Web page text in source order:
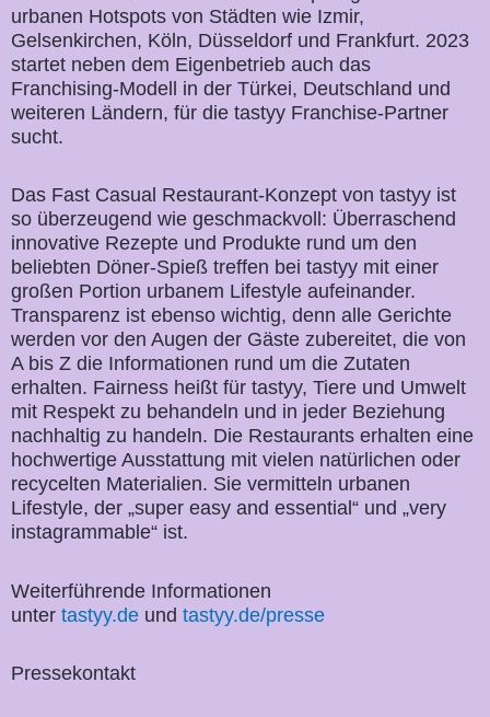
urbanen Hotspots von Städten wie Izmir,
Gelsenkirchen, Köln, Düsseldorf und Frankfurt. 2023
startet neben dem Eigenbetrieb auch das
Franchising-Modell in der Türkei, Deutschland und
weiteren Ländern, für die tastyy Franchise-Partner
sucht.
Das Fast Casual Restaurant-Konzept von tastyy ist
so überzeugend wie geschmackvoll: Überraschend
innovative Rezepte und Produkte rund um den
beliebten Döner-Spieß treffen bei tastyy mit einer
großen Portion urbanem Lifestyle aufeinander.
Transparenz ist ebenso wichtig, denn alle Gerichte
werden vor den Augen der Gäste zubereitet, die von
A bis Z die Informationen rund um die Zutaten
erhalten. Fairness heißt für tastyy, Tiere und Umwelt
mit Respekt zu behandeln und in jeder Beziehung
nachhaltig zu handeln. Die Restaurants erhalten eine
hochwertige Ausstattung mit vielen natürlichen oder
recycelten Materialien. Sie vermitteln urbanen
Lifestyle, der „super easy and essential“ und „very
instagrammable“ ist.
Weiterführende Informationen
unter tastyy.de und tastyy.de/presse
Pressekontakt